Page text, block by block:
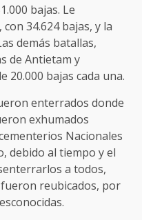
bajas. Le
34.624 bajas, y la
demás batallas,
de Antietam y
20.000 bajas cada una.
enterrados donde
exhumados
Nacionales
debido al tiempo y el
a todos,
reubicados, por